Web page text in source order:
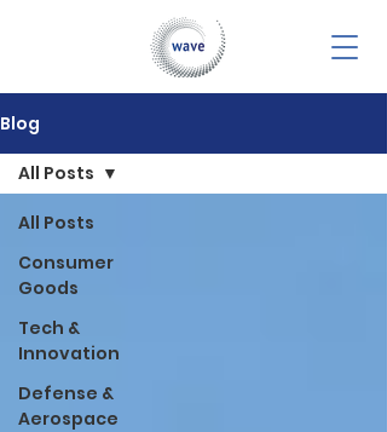
Blog
All Posts
Consumer
Goods
Tech &
Innovation
Defense &
Aerospace
All Posts